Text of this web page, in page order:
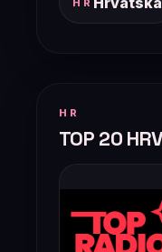
HR
HR
TOP 20